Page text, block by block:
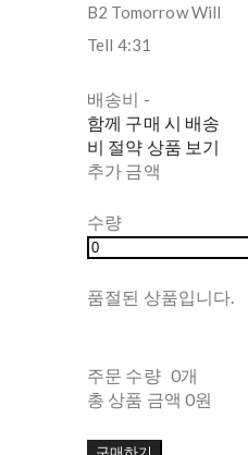
B2 Tomorrow Will
Tell 4:31
배송비 -
함께 구매 시 배송
비 절약 상품 보기
추가 금액
수량
품절된 상품입니다.
주문 수량 0개
총 상품 금액 0원
구매하기